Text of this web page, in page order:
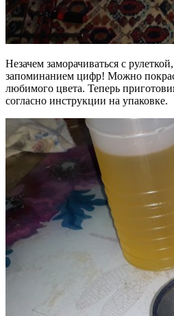
Незачем заморачиваться с
запоминанием цифр! Можно
любимого цвета. Теперь
согласно инструкции на упаковке.